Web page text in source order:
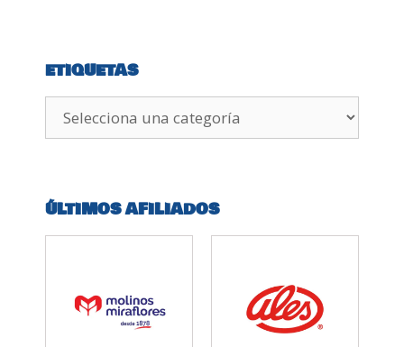
ETIQUETAS
ÚLTIMOS AFILIADOS